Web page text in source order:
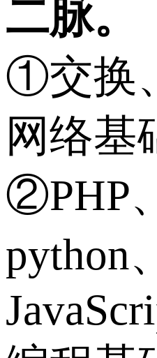
二脉。
①交换
网络基
②PHP、
python、